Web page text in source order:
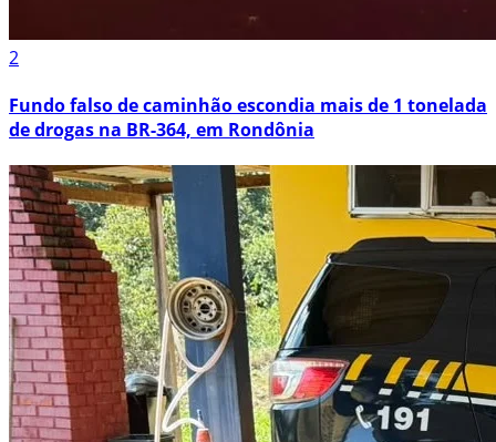
2
Fundo falso de caminhão escondia mais de 1 tonelada
de drogas na BR-364, em Rondônia